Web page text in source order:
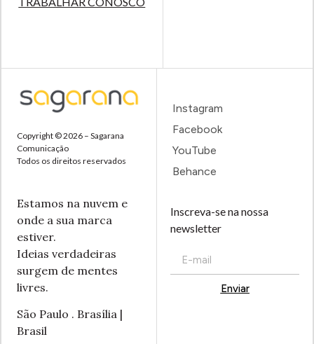
Copyright © 2026 – Sagarana
Comunicação
Todos os direitos reservados
Estamos na nuvem e
onde a sua marca
estiver.
Ideias verdadeiras
surgem de mentes
livres.
São Paulo . Brasília |
Brasil
Instagram
Facebook
YouTube
Behance
Inscreva-se na nossa
newsletter
Enviar